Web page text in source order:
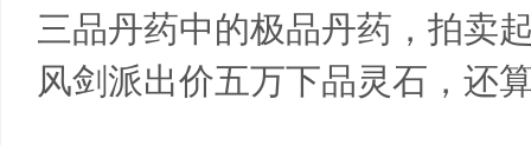
三品丹药中的极品丹药，拍卖
风剑派出价五万下品灵石，还